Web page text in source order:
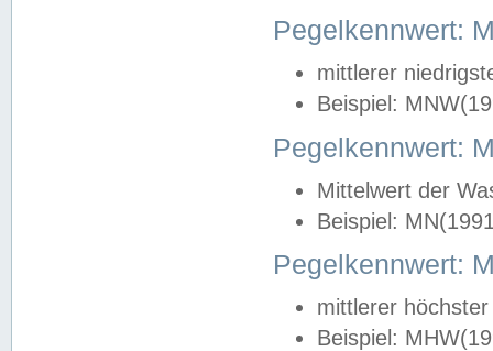
Pegelkennwert:
mittlerer
Beispiel:
Pegelkennwert:
Mittelwert der
Beispiel:
Pegelkennwert:
mittlerer
Beispiel: